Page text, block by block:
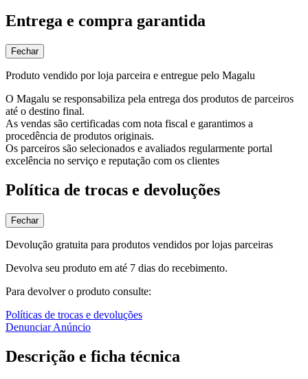
Entrega e compra garantida
Fechar
Produto vendido por loja parceira e entregue pelo Magalu
O Magalu se responsabiliza pela entrega dos produtos de parceiros
até o destino final.
As vendas são certificadas com nota fiscal e garantimos a
procedência de produtos originais.
Os parceiros são selecionados e avaliados regularmente portal
excelência no serviço e reputação com os clientes
Política de trocas e devoluções
Fechar
Devolução gratuita para produtos vendidos por lojas parceiras
Devolva seu produto em até 7 dias do recebimento.
Para devolver o produto consulte:
Políticas de trocas e devoluções
Denunciar Anúncio
Descrição e ficha técnica